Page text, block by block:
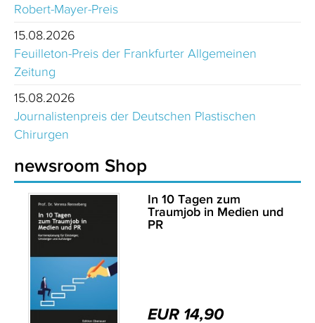
Robert-Mayer-Preis
15.08.2026
Feuilleton-Preis der Frankfurter Allgemeinen
Zeitung
15.08.2026
Journalistenpreis der Deutschen Plastischen
Chirurgen
newsroom Shop
In 10 Tagen zum
Traumjob in Medien und
PR
EUR 14,90